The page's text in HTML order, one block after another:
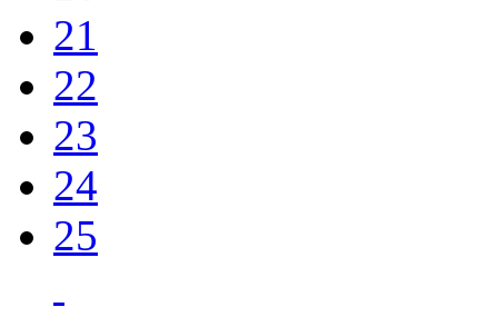
21
22
23
24
25